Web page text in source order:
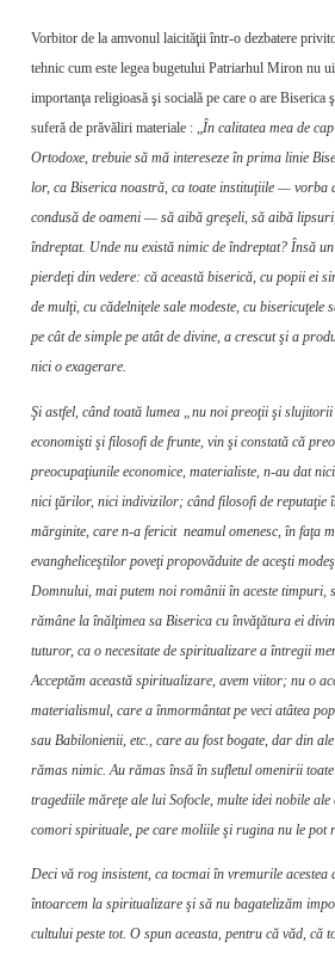
Vorbitor de la amvonul laicităţii într-o dezbatere
tehnic cum este legea bugetului Patriarhul Miron nu
importanţa religioasă şi socială pe care o are Biserica
suferă de prăvăliri materiale : „ În calitatea mea de
Ortodoxe, trebuie să mă intereseze în prima linie
lor, ca Biserica noas­tră, ca toate instituţiile —
condusă de oameni — să aibă greşeli, să aibă
îndreptat. Unde nu există nimic de îndrep­tat? Însă
pierdeţi din vedere: că această biserică, cu popii ei
de mulţi, cu cădelniţele sale modeste, cu bisericuţele
pe cât de simple pe atât de divine, a crescut şi a
nici o exagerare.
Şi astfel, când toată lumea „nu noi preoţii şi
economişti şi filosofi de frunte, vin şi con­stată că
preocupaţiunile economice, materialiste, n-au dat
nici ţărilor, nici indivizilor; când filosofi de reputaţie
mărginite, care n-a fericit neamul omenesc, în faţa
evangheliceştilor poveţi propovăduite de aceşti
Domnului, mai putem noi românii în aceste timpuri,
rămâne la înălţimea sa Biserica cu învăţătura ei
tuturor, ca o necesitate de spirituali­zare a întregii
Acceptăm această spiritualizare, avem viitor; nu o
materialismul, care a înmormântat pe veci atâtea
sau Babilonienii, etc., care au fost bogate, dar din
rămas nimic. Au rămas însă în sufletul omenirii
tragediile măreţe ale lui Sofocle, multe idei nobile
comori spirituale, pe care moliile şi rugina nu le pot
Deci vă rog insistent, ca tocmai în vre­murile acestea
întoarcem la spiritualizare şi să nu bagatelizăm
cultului peste tot. O spun aceasta, pentru că văd, că